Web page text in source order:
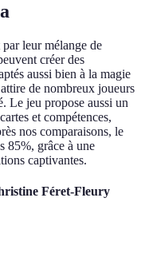
par leur mélange de
créer des
aussi bien à la magie
de nombreux joueurs
Le jeu propose aussi un
et compétences,
nos comparaisons, le
85%, grâce à une
captivantes.
Féret-Fleury